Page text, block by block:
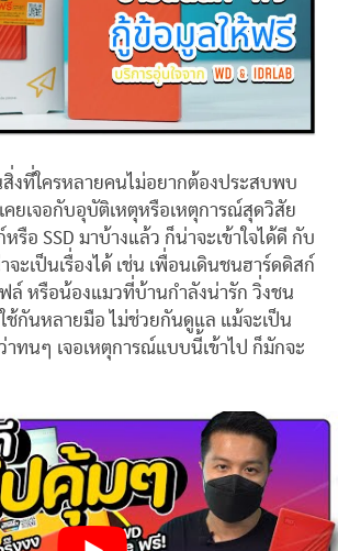
สิ่งที่ใครหลายคนไม่อยากต้องประสบพบ
คยเจอกับอุบัติเหตุหรือเหตุการณ์สุดวิสัย
รือ SSD มาบ้างแล้ว ก็น่าจะเข้าใจได้ดี กับ
จะเป็นเรื่องได้ เช่น เพื่อนเดินชนฮาร์ดดิสก์
ล์ หรือน้องแมวที่บ้านกำลังน่ารัก วิ่งชน
ช้กันหลายมือ ไม่ช่วยกันดูแล แม้จะเป็น
าทนๆ เจอเหตุการณ์แบบนี้เข้าไป ก็มักจะ